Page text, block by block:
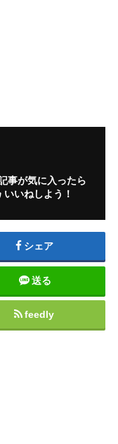
事が気に入ったら
いいねしよう！
シェア
送る
feedly